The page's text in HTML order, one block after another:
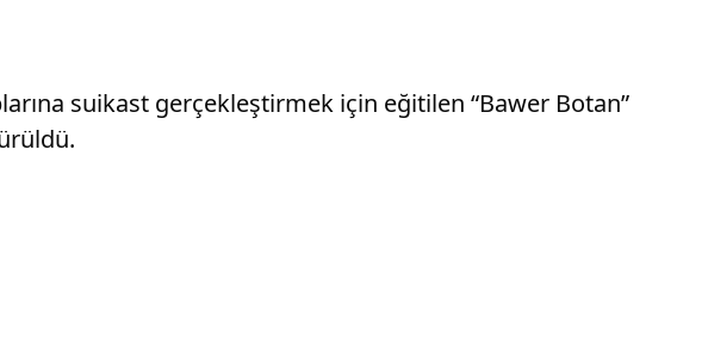
suikast gerçekleştirmek için eğitilen “Bawer Botan”